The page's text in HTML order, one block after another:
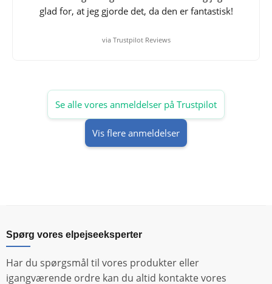
glad for, at jeg gjorde det, da den er fantastisk!
via Trustpilot Reviews
Se alle vores anmeldelser på Trustpilot
Vis flere anmeldelser
Spørg vores elpejseeksperter
Har du spørgsmål til vores produkter eller
igangværende ordre kan du altid kontakte vores